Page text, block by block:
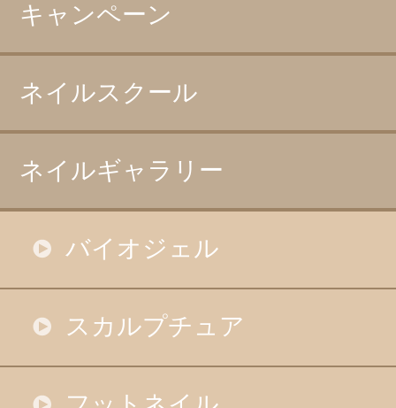
キャンペーン
ネイルスクール
ネイルギャラリー
バイオジェル
スカルプチュア